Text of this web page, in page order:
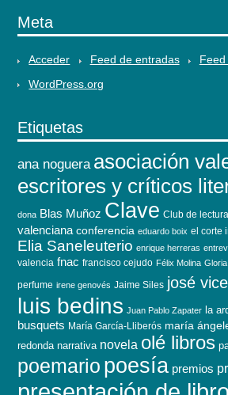
Meta
Acceder Feed de entradas
WordPress.org
Etiquetas
ana noguera asociación
escritores y críticos
dona Blas Muñoz Clave Club de lectura
valenciana conferencia eduardo boix el corte
Elia Saneleuterio enrique herreras
valencia fnac francisco cejudo Félix Molina
perfume irene genovés Jaime Siles josé
luis bedins Juan Pablo Zapater la
busquets María García-Lliberós maría
redonda narrativa novela olé libros
poemario poesía premios